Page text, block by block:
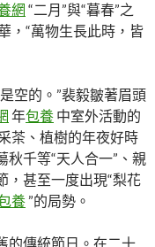
網 “二月”與“暮春”之
，“萬物生長此時，皆
的。”裴毅皺著眉頭
年包養 中室外活動的
茶、植樹的年夜好時
千等“天人合一”、親
，甚至一度出現“梨花
養”的局勢。
傳統節日。在二十